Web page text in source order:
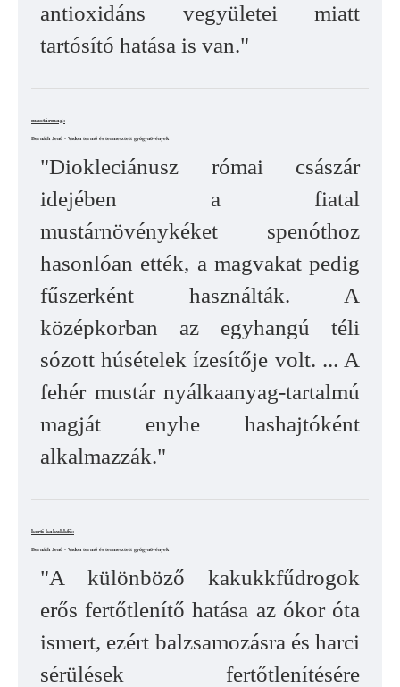
antioxidáns vegyületei miatt
tartósító hatása is van."
mustármag:
Bernáth Jenő - Vadon termő és termesztett gyógynövények
"Diokleciánusz római császár
idejében a fiatal
mustárnövénykéket spenóthoz
hasonlóan ették, a magvakat pedig
fűszerként használták. A
középkorban az egyhangú téli
sózott húsételek ízesítője volt. ... A
fehér mustár nyálkaanyag-tartalmú
magját enyhe hashajtóként
alkalmazzák."
kerti kakukkfű:
Bernáth Jenő - Vadon termő és termesztett gyógynövények
"A különböző kakukkfűdrogok
erős fertőtlenítő hatása az ókor óta
ismert, ezért balzsamozásra és harci
sérülések fertőtlenítésére